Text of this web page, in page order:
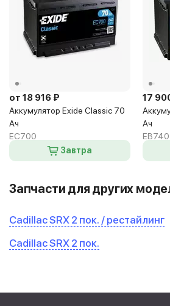
от 18 916 ₽
Аккумулятор Exide Classic 70
Ач
EC700
Завтра
17
Ач
EB740
Запчасти для других
Cadillac SRX 2 пок. / рестайлинг
Cadillac SRX 2 пок.